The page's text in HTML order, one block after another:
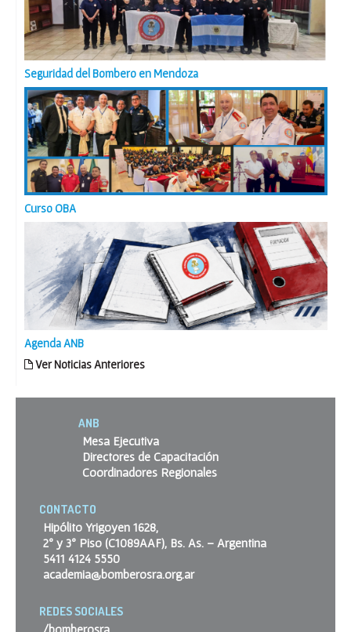
Seguridad del Bombero en Mendoza
Curso OBA
Agenda ANB
Ver Noticias Anteriores
ANB
Mesa Ejecutiva
Directores de Capacitación
Coordinadores Regionales
CONTACTO
Hipólito Yrigoyen 1628,
2º y 3º Piso (C1089AAF), Bs. As. – Argentina
5411 4124 5550
academia@bomberosra.org.ar
REDES SOCIALES
/bomberosra